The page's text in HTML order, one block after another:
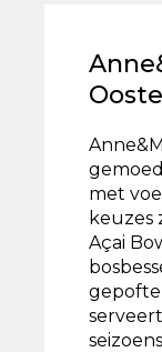
met
keuzes
Açai